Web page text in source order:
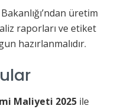
üretim
raporları ve etiket
hazırlanmalıdır.
Maliyeti 2025 ile